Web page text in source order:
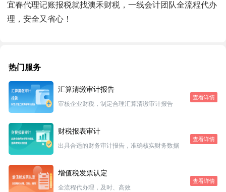
宜春代理记账报税就找澳禾财税，一线会计团队全流程代办
理，安全又省心！
热门服务
汇算清缴审计报告
审核企业财税，制定合理汇算清缴审计报告
查看详情
财税报表审计
出具合适的财务审计报告，准确核实财务数据
查看详情
增值税发票认定
全流程代办理，及时、高效
查看详情